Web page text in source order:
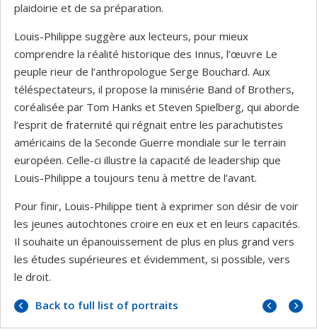
plaidoirie et de sa préparation.
Louis-Philippe suggère aux lecteurs, pour mieux
comprendre la réalité historique des Innus, l’œuvre Le
peuple rieur de l’anthropologue Serge Bouchard. Aux
téléspectateurs, il propose la minisérie Band of Brothers,
coréalisée par Tom Hanks et Steven Spielberg, qui aborde
l’esprit de fraternité qui régnait entre les parachutistes
américains de la Seconde Guerre mondiale sur le terrain
européen. Celle-ci illustre la capacité de leadership que
Louis-Philippe a toujours tenu à mettre de l’avant.
Pour finir, Louis-Philippe tient à exprimer son désir de voir
les jeunes autochtones croire en eux et en leurs capacités.
Il souhaite un épanouissement de plus en plus grand vers
les études supérieures et évidemment, si possible, vers
le droit.
Back to full list of portraits
Next